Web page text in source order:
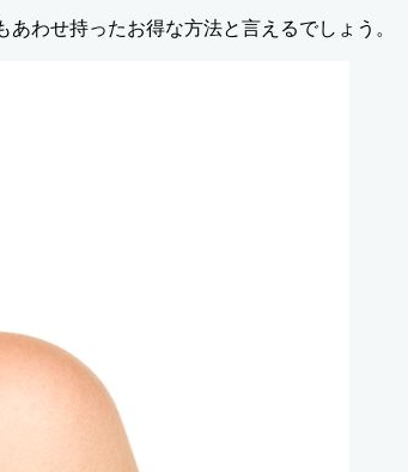
わせ持ったお得な方法と言えるでしょう。